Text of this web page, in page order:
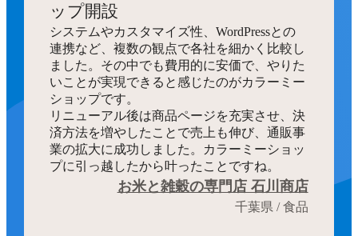
ップ開設
システムやカスタマイズ性、WordPressとの
連携など、複数の観点で各社を細かく比較し
ました。その中でも費用的に安価で、やりた
いことが実現できると感じたのがカラーミー
ショップです。
リニューアル後は商品ページを充実させ、決
済方法を増やしたことで売上も伸び、通販事
業の拡大に成功しました。カラーミーショッ
プに引っ越したから叶ったことですね。
お米と雑穀の専門店 石川商店
千葉県 / 食品